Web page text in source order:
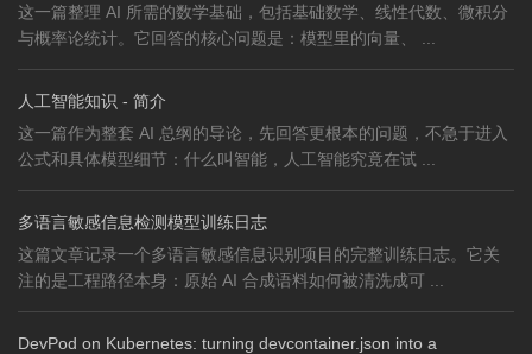
这一篇整理 AI 所需的数学基础，包括基础数学、线性代数、微积分
与概率论统计。它回答的核心问题是：模型里的向量、 ...
人工智能知识 - 简介
这一篇作为整套 AI 总纲的导论，先回答更根本的问题，不急于进入
公式和具体模型细节：什么叫智能，人工智能究竟在试 ...
多语言敏感信息检测模型训练日志
这篇文章记录一个多语言敏感信息识别项目的完整训练日志。它关
注的是工程路径本身：原始 AI 合成语料如何被清洗成可 ...
DevPod on Kubernetes: turning devcontainer.json into a